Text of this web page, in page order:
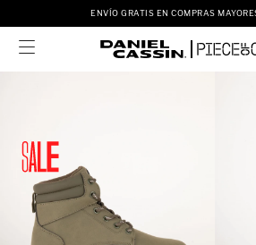
ENVÍO GRATIS EN COMPRAS
